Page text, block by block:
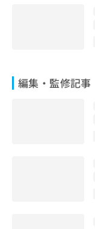
編集・監修記事